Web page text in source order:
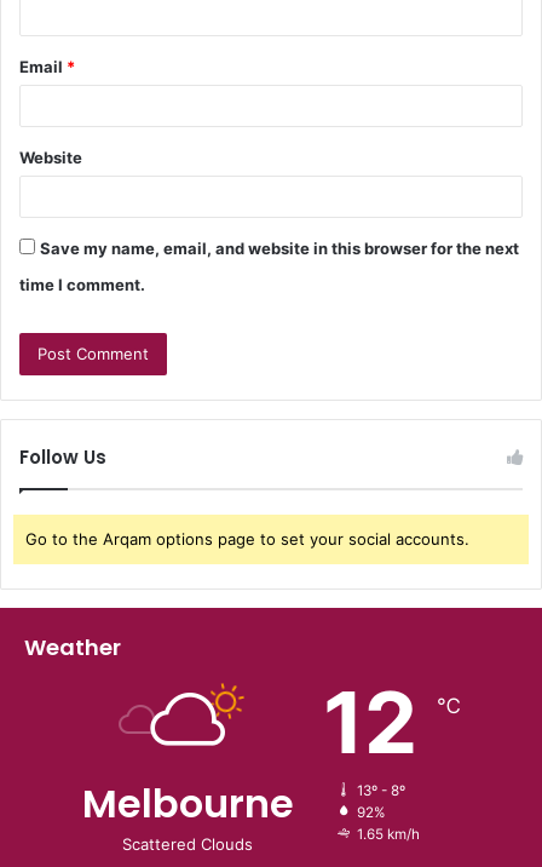
Email *
Website
Save my name, email, and website in this browser for the next
time I comment.
Follow Us
Go to the Arqam options page to set your social accounts.
Weather
Melbourne
Scattered Clouds
12 ℃
13º - 8º
92%
1.65 km/h